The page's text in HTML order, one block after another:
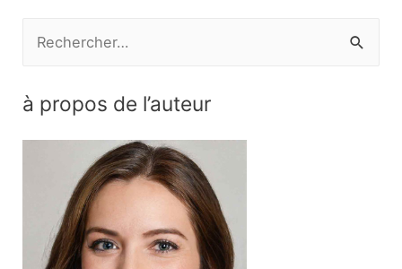
h
à propos de l’auteur